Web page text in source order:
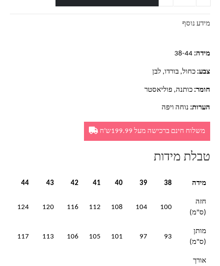
מידע נוסף
מידה: 38-44
צבע: כחול, בורדו, לבן
חומר: כותנה, פוליאסטר
הערות: נוחה ויפה
משלוח חינם ברכישה מעל 199.99ש'ח
טבלת מידות
מידה 38
39
40
41
42
43
44
חזה
(ס"מ)
100
104
108
112
116
120
124
מותן
(ס"מ)
93
97
101
105
106
113
117
אורך